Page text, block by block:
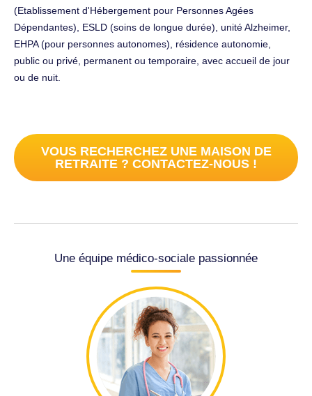
(Etablissement d'Hébergement pour Personnes Agées
Dépendantes), ESLD (soins de longue durée), unité Alzheimer,
EHPA (pour personnes autonomes), résidence autonomie,
public ou privé, permanent ou temporaire, avec accueil de jour
ou de nuit.
VOUS RECHERCHEZ UNE MAISON DE
RETRAITE ? CONTACTEZ-NOUS !
Une équipe médico-sociale passionnée